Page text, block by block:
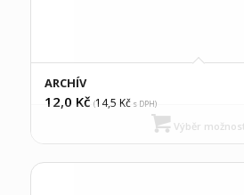
ARCHÍV
12,0 Kč (14,5 Kčs DPH)
Výběr